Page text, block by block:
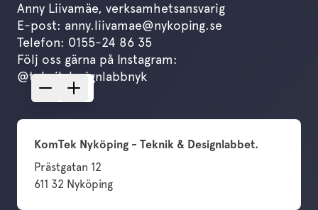
Anny Liivamäe, verksamhetsansvarig
E-post: anny.liivamae@nykoping.se
Telefon: 0155-24 86 35
Följ oss gärna på Instagram:
@teknikdesignlabbnyk
KomTek Nyköping - Teknik & Designlabbet.
Prästgatan 12
611 32 Nyköping